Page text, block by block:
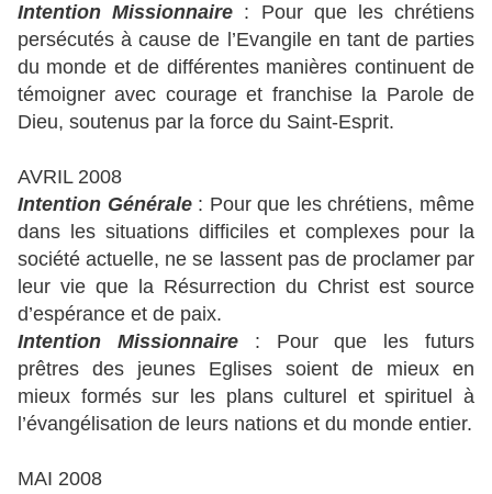
Intention Missionnaire : Pour que les chrétiens
persécutés à cause de l’Evangile en tant de parties
du monde et de différentes manières continuent de
témoigner avec courage et franchise la Parole de
Dieu, soutenus par la force du Saint-Esprit.
AVRIL 2008
Intention Générale: Pour que les chrétiens, même
dans les situations difficiles et complexes pour la
société actuelle, ne se lassent pas de proclamer par
leur vie que la Résurrection du Christ est source
d’espérance et de paix.
Intention Missionnaire: Pour que les futurs
prêtres des jeunes Eglises soient de mieux en
mieux formés sur les plans culturel et spirituel à
l’évangélisation de leurs nations et du monde entier.
MAI 2008